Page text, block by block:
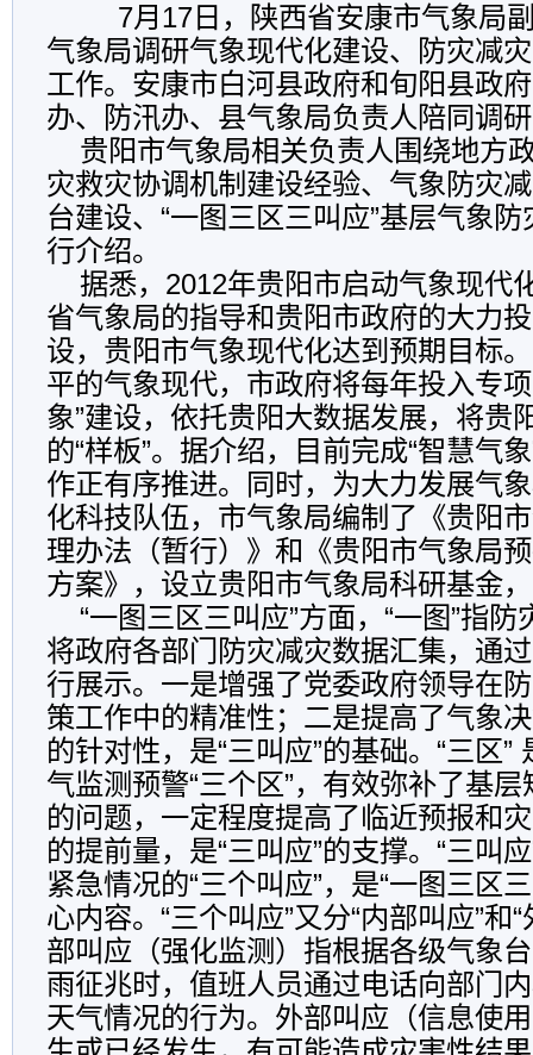
7月17日，陕西省安康市气象局
气象局调研气象现代化建设、防灾减
工作。安康市白河县政府和旬阳县政
办、防汛办、县气象局负责人陪同调
贵阳市气象局相关负责人围绕地方
灾救灾协调机制建设经验、气象防灾
台建设、“一图三区三叫应”基层气象
行介绍。
据悉，2012年贵阳市启动气象现代
省气象局的指导和贵阳市政府的大力
设，贵阳市气象现代化达到预期目标
平的气象现代，市政府将每年投入专
象”建设，依托贵阳大数据发展，将贵
的“样板”。据介绍，目前完成“智慧气
作正有序推进。同时，为大力发展气
化科技队伍，市气象局编制了《贵阳
理办法（暂行）》和《贵阳市气象局
方案》，设立贵阳市气象局科研基金
“一图三区三叫应”方面，“一图”指防
将政府各部门防灾减灾数据汇集，通
行展示。一是增强了党委政府领导在
策工作中的精准性；二是提高了气象
的针对性，是“三叫应”的基础。“三区”
气监测预警“三个区”，有效弥补了基
的问题，一定程度提高了临近预报和
的提前量，是“三叫应”的支撑。“三叫
紧急情况的“三个叫应”，是“一图三区
心内容。“三个叫应”又分“内部叫应”和
部叫应（强化监测）指根据各级气象
雨征兆时，值班人员通过电话向部门
天气情况的行为。外部叫应（信息使